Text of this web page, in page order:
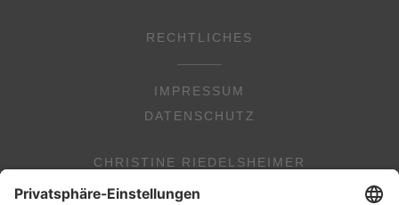
RECHTLICHES
IMPRESSUM
DATENSCHUTZ
CHRISTINE RIEDELSHEIMER